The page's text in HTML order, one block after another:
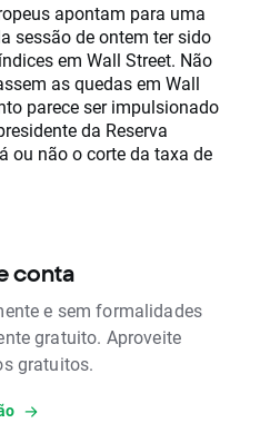
apontam para uma
sessão de ontem ter sido
em Wall Street. Não
as quedas em Wall
parece ser impulsionado
da Reserva
ou não o corte da taxa de
conta
e sem formalidades
gratuito. Aproveite
gratuitos.